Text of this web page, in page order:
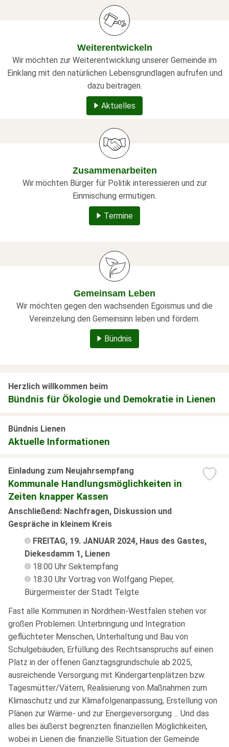
Weiterentwickeln
Wir möchten zur Weiterentwicklung unserer Gemeinde im
Einklang mit den natürlichen Lebensgrundlagen aufrufen und
dazu beitragen.
Aktuelles
Zusammenarbeiten
Wir möchten Bürger für Politik interessieren und zur
Einmischung ermutigen.
Termine
Gemeinsam Leben
Wir möchten gegen den wachsenden Egoismus und die
Vereinzelung den Gemeinsinn leben und fördern.
Bündnis
Herzlich willkommen beim
Bündnis für Ökologie und Demokratie in Lienen
Bündnis Lienen
Aktuelle Informationen
Einladung zum Neujahrsempfang
Kommunale Handlungsmöglichkeiten in
Zeiten knapper Kassen
Anschließend: Nachfragen, Diskussion und
Gespräche in kleinem Kreis
FREITAG, 19. JANUAR 2024, Haus des Gastes,
Diekesdamm 1, Lienen
18:00 Uhr Sektempfang
18:30 Uhr Vortrag von Wolfgang Pieper,
Bürgermeister der Stadt Telgte
Fast alle Kommunen in Nordrhein-Westfalen stehen vor
großen Problemen: Unterbringung und Integration
geflüchteter Menschen, Unterhaltung und Bau von
Schulgebäuden, Erfüllung des Rechtsanspruchs auf einen
Platz in der offenen Ganztagsgrundschule ab 2025,
ausreichende Versorgung mit Kindergartenplätzen bzw.
Tagesmütter/Vätern, Realisierung von Maßnahmen zum
Klimaschutz und zur Klimafolgenanpassung, Erstellung von
Plänen zur Wärme- und zur Energieversorgung ... Und das
alles bei äußerst begrenzten finanziellen Möglichkeiten,
wobei in Lienen die finanzielle Situation der Gemeinde